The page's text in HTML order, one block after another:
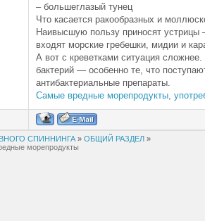
– большеглазый тунец
Что касается ракообразных и
Наивысшую пользу приносят устрицы
входят морские гребешки, мидии и
А вот с креветками ситуация
бактерий — особенно те, что
антибактериальные препараты.
Самые вредные морепродукты,
СПИННИНГА » ОБЩИЙ РАЗДЕЛ »
морепродукты